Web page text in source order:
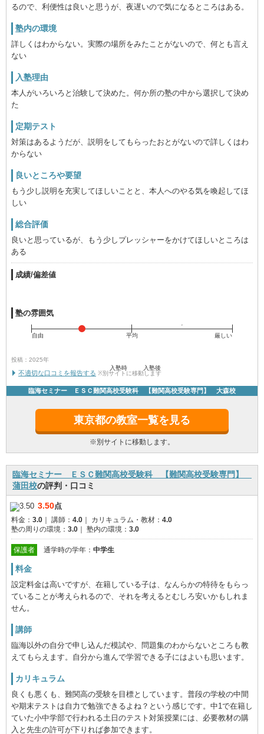
るので、利便性は良いと思うが、夜遅いので気になるところはある。
塾内の環境
詳しくはわからない。実際の場所をみたことがないので、何とも言え
ない
入塾理由
本人がいろいろと治験して決めた。何か所の塾の中から選択して決め
た
定期テスト
対策はあるようだが、説明をしてもらったおとがないので詳しくはわ
からない
良いところや要望
もう少し説明を充実してほしいことと、本人へのやる気を喚起してほ
しい
総合評価
良いと思っているが、もう少しプレッシャーをかけてほしいところは
ある
成績/偏差値
入塾時 入塾後
塾の雰囲気
自由 平均 厳しい
投稿：2025年
不適切な口コミを報告する ※別サイトに移動します
臨海セミナー ＥＳＣ難関高校受験科 【難関高校受験専門】 大森校
東京都の教室一覧を見る
※別サイトに移動します。
臨海セミナー ＥＳＣ難関高校受験科 【難関高校受験専門】
蒲田校の評判・口コミ
3.50点
料金： 3.0 講師： 4.0 カリキュラム・教材： 4.0
塾の周りの環境： 3.0 塾内の環境： 3.0
保護者 通学時の学年： 中学生
料金
設定料金は高いですが、在籍している子は、なんらかの特待をもらっ
ていることが考えられるので、それを考えるとむしろ安いかもしれま
せん。
講師
臨海以外の自分で申し込んだ模試や、問題集のわからないところも教
えてもらえます。自分から進んで学習できる子にはよいも思います。
カリキュラム
良くも悪くも、難関高の受験を目標としています。普段の学校の中間
や期末テストは自力で勉強できるよね？という感じです。中1で在籍し
ていた小中学部で行われる土日のテスト対策授業には、必要教材の購
入と先生の許可が下りれば参加できます。